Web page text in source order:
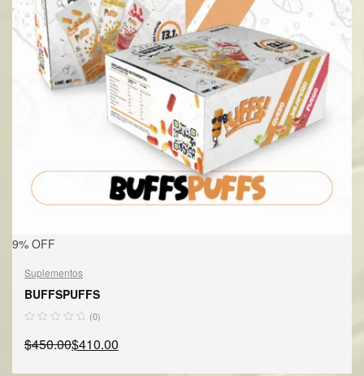
9% OFF
Suplementos
BUFFSPUFFS
(0)
$450.00$410.00